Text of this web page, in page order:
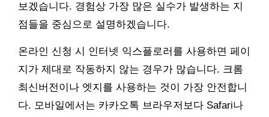
보겠습니다. 경험상 가장 많은 실수가 발생하는 지
점들을 중심으로 설명하겠습니다.
온라인 신청 시 인터넷 익스플로러를 사용하면 페이
지가 제대로 작동하지 않는 경우가 많습니다. 크롬
최신버전이나 엣지를 사용하는 것이 가장 안전합니
다. 모바일에서는 카카오톡 브라우저보다 Safari나